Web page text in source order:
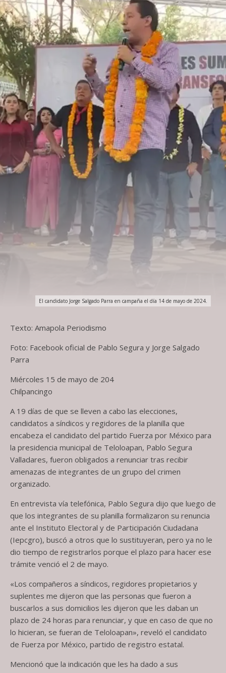
El candidato Jorge Salgado Parra en campaña el día 14 de mayo de 2024.
Texto: Amapola Periodismo
Foto: Facebook oficial de Pablo Segura y Jorge Salgado
Parra
Miércoles 15 de mayo de 204
Chilpancingo
A 19 días de que se lleven a cabo las elecciones,
candidatos a síndicos y regidores de la planilla que
encabeza el candidato del partido Fuerza por México para
la presidencia municipal de Teloloapan, Pablo Segura
Valladares, fueron obligados a renunciar tras recibir
amenazas de integrantes de un grupo del crimen
organizado.
En entrevista vía telefónica, Pablo Segura dijo que luego de
que los integrantes de su planilla formalizaron su renuncia
ante el Instituto Electoral y de Participación Ciudadana
(Iepcgro), buscó a otros que lo sustituyeran, pero ya no le
dio tiempo de registrarlos porque el plazo para hacer ese
trámite venció el 2 de mayo.
«Los compañeros a síndicos, regidores propietarios y
suplentes me dijeron que las personas que fueron a
buscarlos a sus domicilios les dijeron que les daban un
plazo de 24 horas para renunciar, y que en caso de que no
lo hicieran, se fueran de Teloloapan», reveló el candidato
de Fuerza por México, partido de registro estatal.
Mencionó que la indicación que les ha dado a sus